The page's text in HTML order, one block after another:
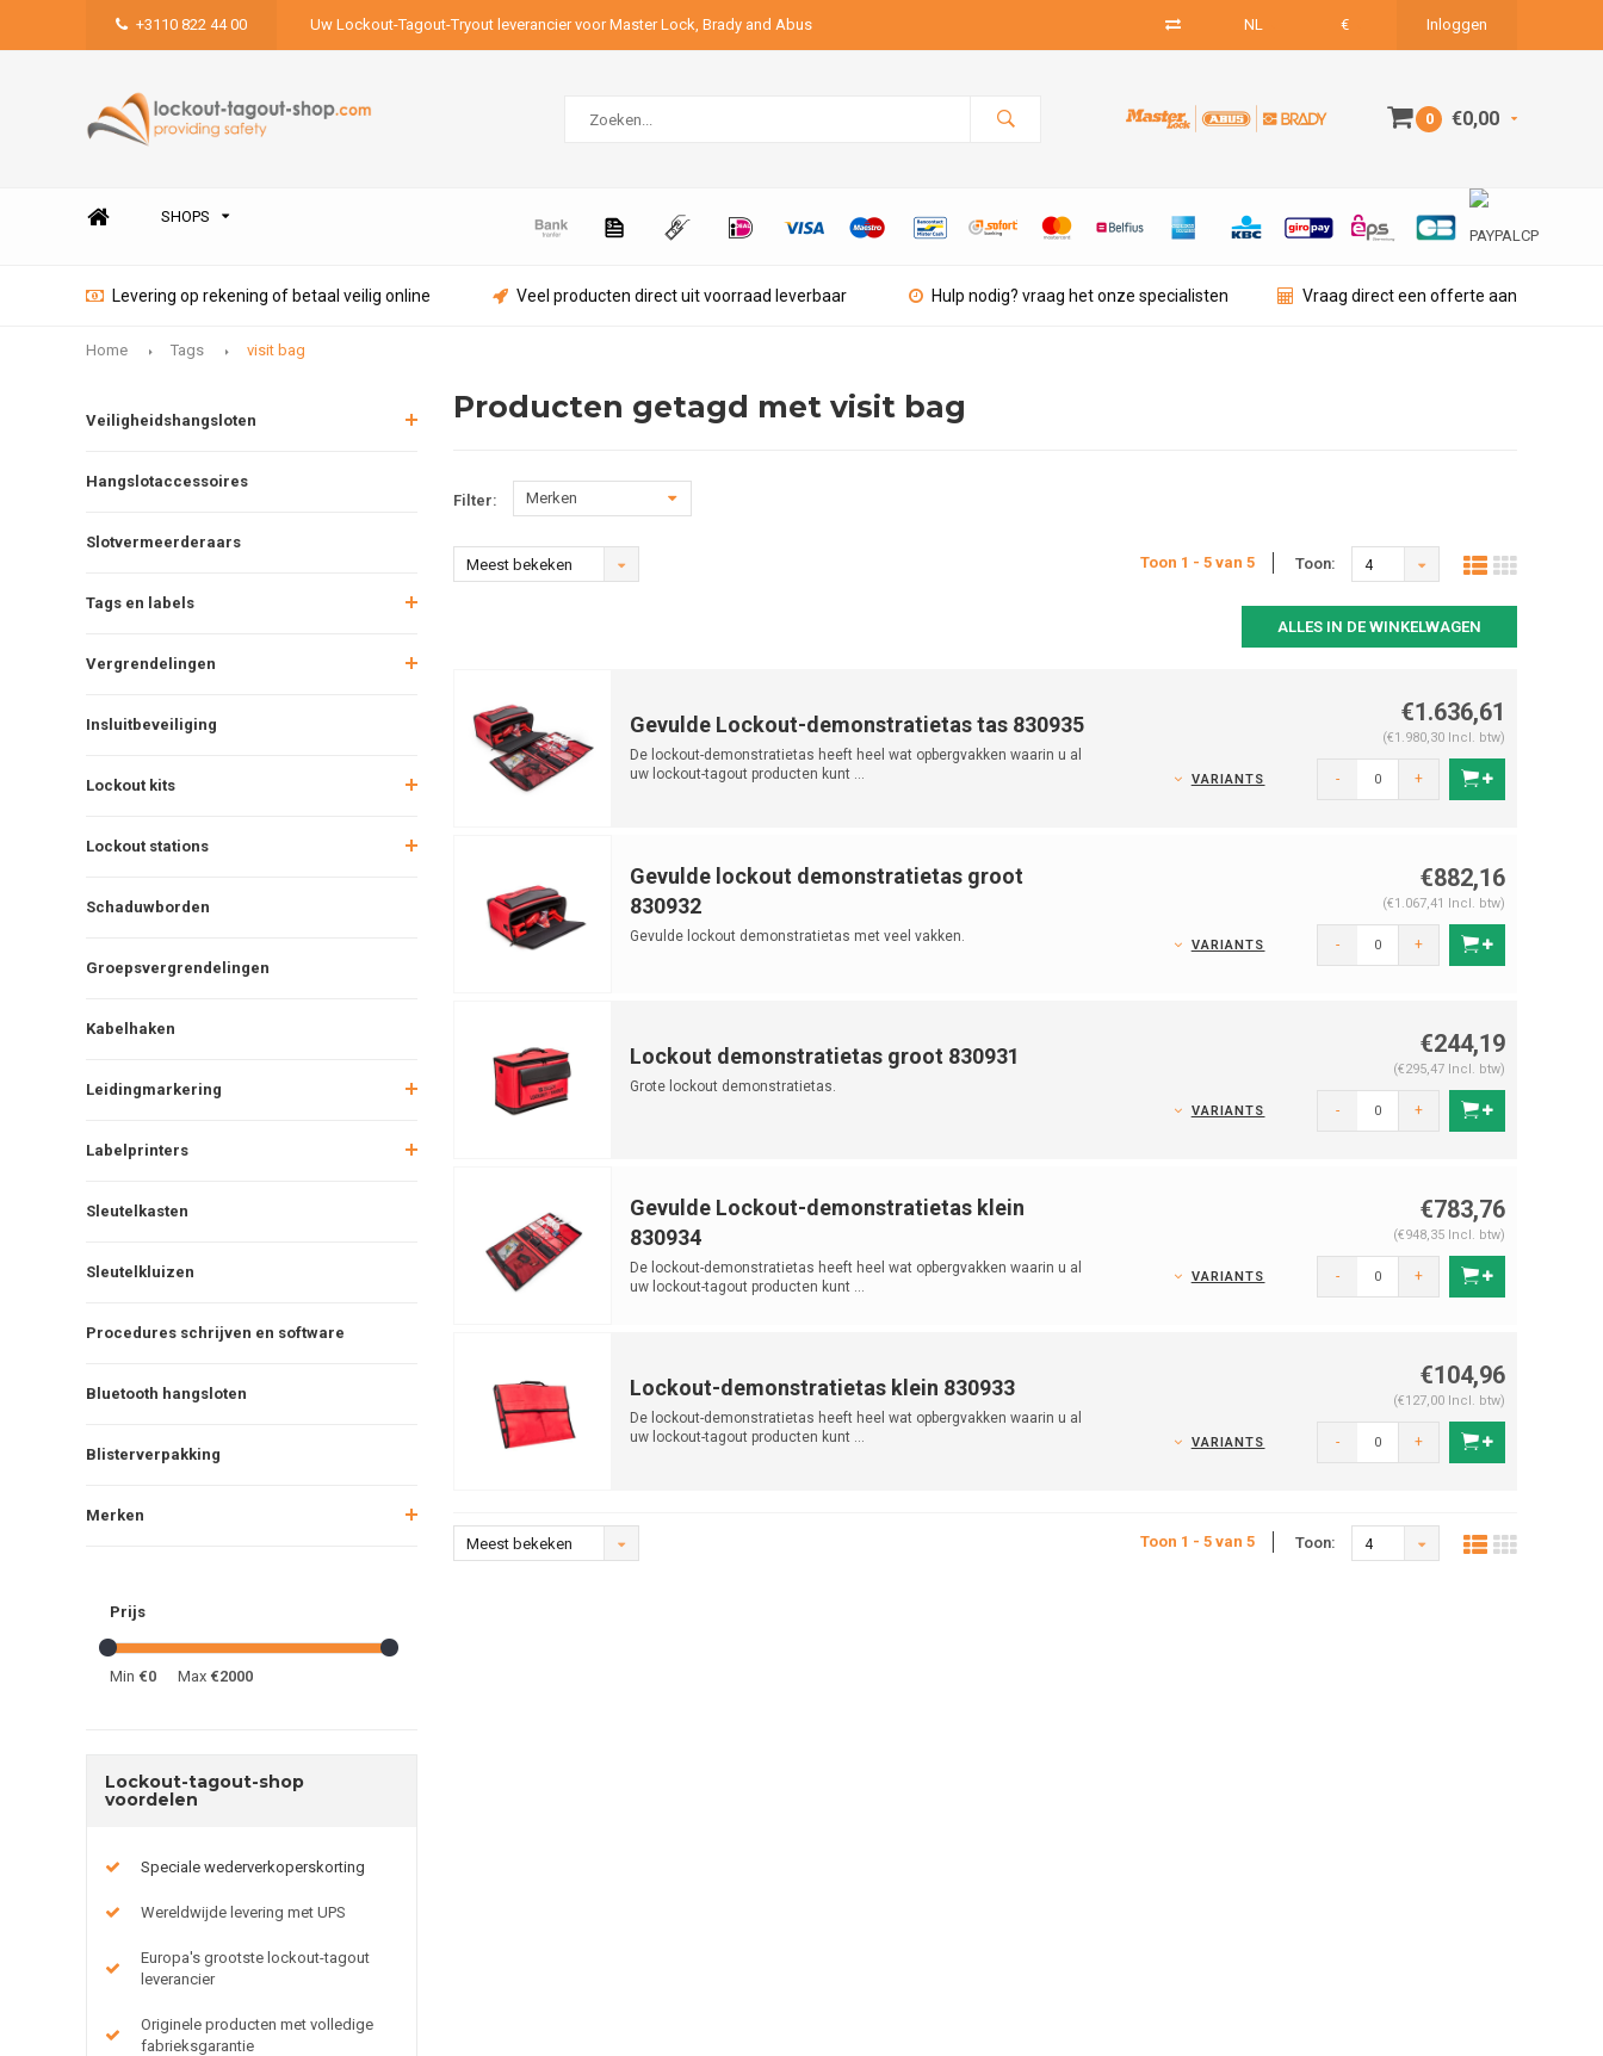
+3110 822 44 00 Uw Lockout-Tagout-Tryout leverancier voor Master Lock, Brady and Abus NL € Inloggen
0 €0,00
SHOPS
Levering op rekening of betaal veilig online Veel producten direct uit voorraad leverbaar Hulp nodig? vraag het onze specialisten Vraag direct een offerte aan
Home Tags visit bag
Veiligheidshangsloten
Hangslotaccessoires
Slotvermeerderaars
Tags en labels
Vergrendelingen
Insluitbeveiliging
Lockout kits
Lockout stations
Schaduwborden
Groepsvergrendelingen
Kabelhaken
Leidingmarkering
Labelprinters
Sleutelkasten
Sleutelkluizen
Procedures schrijven en software
Bluetooth hangsloten
Blisterverpakking
Merken
Prijs
Min €0 Max €2000
Lockout-tagout-shop
voordelen
Speciale wederverkoperskorting
Wereldwijde levering met UPS
Europa's grootste lockout-tagout
leverancier
Originele producten met volledige
fabrieksgarantie
Producten getagd met visit bag
Filter: Merken
Meest bekeken Toon 1 - 5 van 5 Toon: 4
ALLES IN DE WINKELWAGEN
Gevulde Lockout-demonstratietas tas 830935
De lockout-demonstratietas heeft heel wat opbergvakken waarin u al
uw lockout-tagout producten kunt ...
€1.636,61
(€1.980,30 Incl. btw)
VARIANTS - +
Gevulde lockout demonstratietas groot
830932
Gevulde lockout demonstratietas met veel vakken.
€882,16
(€1.067,41 Incl. btw)
VARIANTS - +
Lockout demonstratietas groot 830931
Grote lockout demonstratietas.
€244,19
(€295,47 Incl. btw)
VARIANTS - +
Gevulde Lockout-demonstratietas klein
830934
De lockout-demonstratietas heeft heel wat opbergvakken waarin u al
uw lockout-tagout producten kunt ...
€783,76
(€948,35 Incl. btw)
VARIANTS - +
Lockout-demonstratietas klein 830933
De lockout-demonstratietas heeft heel wat opbergvakken waarin u al
uw lockout-tagout producten kunt ...
€104,96
(€127,00 Incl. btw)
VARIANTS - +
Meest bekeken Toon 1 - 5 van 5 Toon: 4